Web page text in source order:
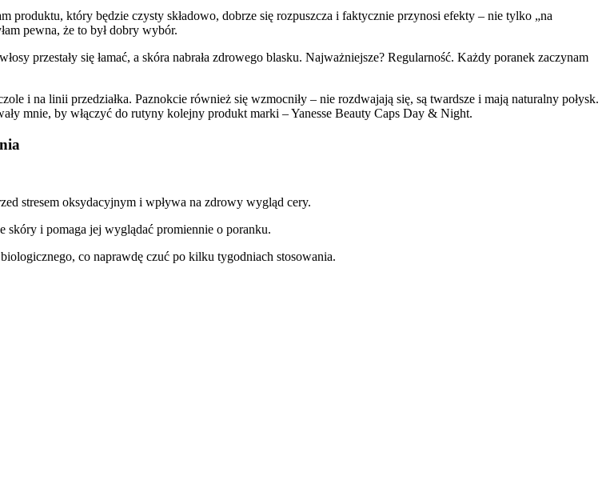
produktu, który będzie czysty składowo, dobrze się rozpuszcza i faktycznie przynosi efekty – nie tylko „na
pewna, że to był dobry wybór.
przestały się łamać, a skóra nabrała zdrowego blasku. Najważniejsze? Regularność. Każdy poranek zaczynam
i na linii przedziałka. Paznokcie również się wzmocniły – nie rozdwajają się, są twardsze i mają naturalny połysk.
mnie, by włączyć do rutyny kolejny produkt marki – Yanesse Beauty Caps Day & Night.
stresem oksydacyjnym i wpływa na zdrowy wygląd cery.
skóry i pomaga jej wyglądać promiennie o poranku.
co naprawdę czuć po kilku tygodniach stosowania.